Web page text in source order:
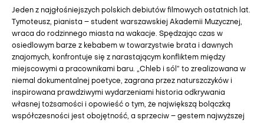
Jeden z najgłośniejszych polskich debiutów filmowych ostatnich lat.
Tymoteusz, pianista – student warszawskiej Akademii Muzycznej,
wraca do rodzinnego miasta na wakacje. Spędzając czas w
osiedlowym barze z kebabem w towarzystwie brata i dawnych
znajomych, konfrontuje się z narastającym konfliktem między
miejscowymi a pracownikami baru. „Chleb i sól” to zrealizowana w
niemal dokumentalnej poetyce, zagrana przez naturszczyków i
inspirowana prawdziwymi wydarzeniami historia odkrywania
własnej tożsamości i opowieść o tym, że największą bolączką
współczesności jest obojętność, a sprzeciw – gestem najwyższej